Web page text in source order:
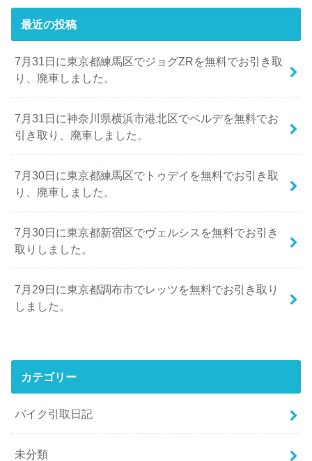
最近の投稿
7月31日に東京都練馬区でジョグZRを無料でお引き取
り、廃車しました。
7月31日に神奈川県横浜市港北区でベルデを無料でお
引き取り、廃車しました。
7月30日に東京都練馬区でトゥデイを無料でお引き取
り、廃車しました。
7月30日に東京都新宿区でヴェルシスを無料でお引き
取りしました。
7月29日に東京都調布市でレッツを無料でお引き取り
しました。
カテゴリー
バイク引取日記
未分類